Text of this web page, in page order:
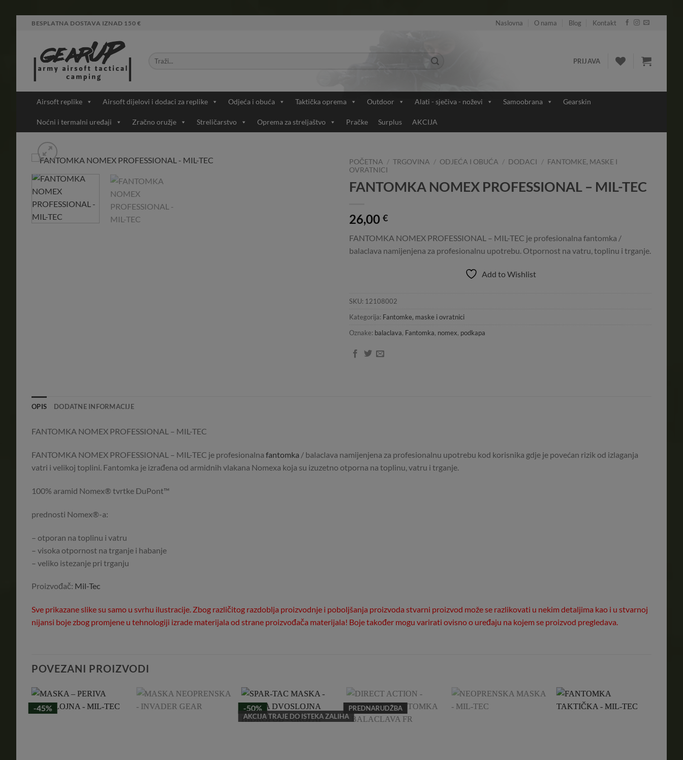
BESPLATNA DOSTAVA IZNAD 150 € Naslovna O nama Blog Kontakt
PRIJAVA
Airsoft replike Airsoft dijelovi i dodaci za replike Odjeća i obuća Taktička oprema Outdoor Alati - sječiva - noževi Samoobrana Gearskin
Noćni i termalni uređaji Zračno oružje Streličarstvo Oprema za streljaštvo Pračke Surplus AKCIJA
POČETNA / TRGOVINA / ODJEĆA I OBUĆA / DODACI / FANTOMKE, MASKE I
OVRATNICI
FANTOMKA NOMEX PROFESSIONAL – MIL-TEC
26,00 €
FANTOMKA NOMEX PROFESSIONAL – MIL-TEC je profesionalna fantomka /
balaclava namijenjena za profesionalnu upotrebu. Otpornost na vatru, toplinu i trganje.
Add to Wishlist
SKU: 12108002
Kategorija: Fantomke, maske i ovratnici
Oznake: balaclava, Fantomka, nomex, podkapa
OPIS DODATNE INFORMACIJE
FANTOMKA NOMEX PROFESSIONAL – MIL-TEC
FANTOMKA NOMEX PROFESSIONAL – MIL-TEC je profesionalna fantomka / balaclava namijenjena za profesionalnu upotrebu kod korisnika gdje je povećan rizik od izlaganja
vatri i velikoj toplini. Fantomka je izrađena od armidnih vlakana Nomexa koja su izuzetno otporna na toplinu, vatru i trganje.
100% aramid Nomex® tvrtke DuPont™
prednosti Nomex®-a:
– otporan na toplinu i vatru
– visoka otpornost na trganje i habanje
– veliko istezanje pri trganju
Proizvođač: Mil-Tec
Sve prikazane slike su samo u svrhu ilustracije. Zbog različitog razdoblja proizvodnje i poboljšanja proizvoda stvarni proizvod može se razlikovati u nekim detaljima kao i u stvarnoj
nijansi boje zbog promjene u tehnologiji izrade materijala od strane proizvođača materijala! Boje također mogu varirati ovisno o uređaju na kojem se proizvod pregledava.
POVEZANI PROIZVODI
-45% -50%
AKCIJA TRAJE DO ISTEKA ZALIHA
Add to
Wishlist
PREDNARUDŽBA
Wishlist